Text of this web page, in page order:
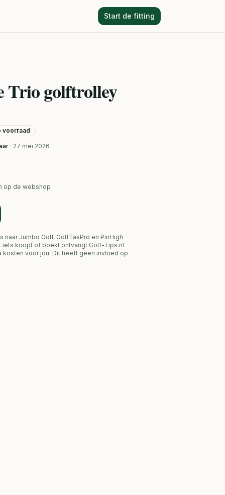
Start de fitting
Trio golftrolley
voorraad
· 27 mei 2026
op de webshop
naar Jumbo Golf, GolfTasPro en PinHigh
iets koopt of boekt ontvangt Golf-Tips.nl
voor jou. Dit heeft geen invloed op